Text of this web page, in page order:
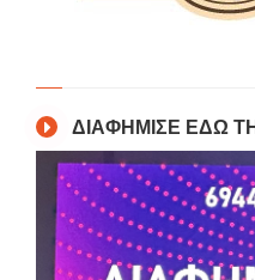
ΔΙΑΦΗΜΙΣΕ ΕΔΩ